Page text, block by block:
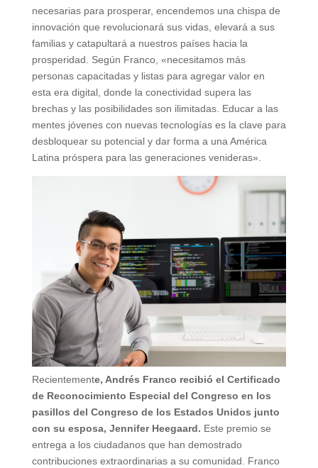
necesarias para prosperar, encendemos una chispa de
innovación que revolucionará sus vidas, elevará a sus
familias y catapultará a nuestros países hacia la
prosperidad. Según Franco, «necesitamos más
personas capacitadas y listas para agregar valor en
esta era digital, donde la conectividad supera las
brechas y las posibilidades son ilimitadas. Educar a las
mentes jóvenes con nuevas tecnologías es la clave para
desbloquear su potencial y dar forma a una América
Latina próspera para las generaciones venideras».
Recientemente, Andrés Franco recibió el Certificado
de Reconocimiento Especial del Congreso en los
pasillos del Congreso de los Estados Unidos junto
con su esposa, Jennifer Heegaard. Este premio se
entrega a los ciudadanos que han demostrado
contribuciones extraordinarias a su comunidad. Franco